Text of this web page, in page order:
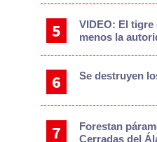
VIDEO: El
menos la
Se destruyen
Forestan
Cerradas del